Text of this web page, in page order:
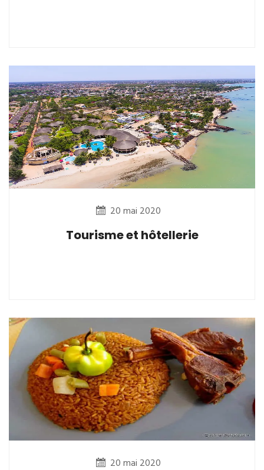
20 mai 2020
Tourisme et hôtellerie
20 mai 2020